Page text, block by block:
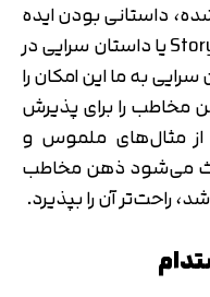
داستانی بودن ایده
است. بسیاری از ما با تاثیر Story Telling یا داستان سرایی در
به ما این امکان را
مخاطب را برای پذیرش
از مثال‌های ملموس و
می‌شود ذهن مخاطب
راحت‌تر آن را بپذیرد.